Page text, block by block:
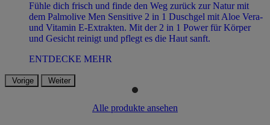
Fühle dich frisch und finde den Weg zurück zur Natur mit
dem Palmolive Men Sensitive 2 in 1 Duschgel mit Aloe Vera-
und Vitamin E-Extrakten. Mit der 2 in 1 Power für Körper
und Gesicht reinigt und pflegt es die Haut sanft.
ENTDECKE MEHR
Vorige Weiter
Alle produkte ansehen